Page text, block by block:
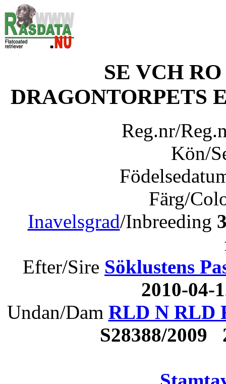
SE VCH
DRAGONTORPETS
Reg.nr/
Kön/
Färg/
Inavelsgrad/Inbreeding
Efter/Sire Söklustens
2010-
Undan/Dam RLD N RLD
S28388/